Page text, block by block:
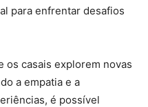
para enfrentar desafios
os casais explorem novas
a empatia e a
é possível